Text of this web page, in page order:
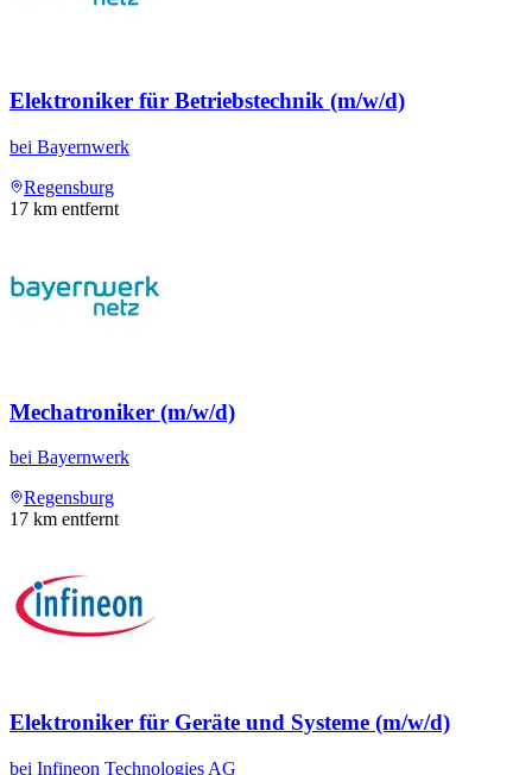
Elektroniker für Betriebstechnik (m/w/d)
bei Bayernwerk
Regensburg
17 km entfernt
Mechatroniker (m/w/d)
bei Bayernwerk
Regensburg
17 km entfernt
Elektroniker für Geräte und Systeme (m/w/d)
bei Infineon Technologies AG